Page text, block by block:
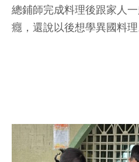
總鋪師完成料理後跟家人
癮，還說以後想學異國料理